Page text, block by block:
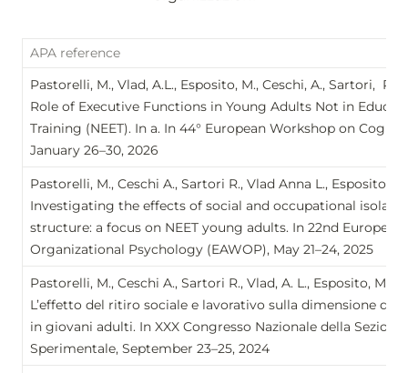
APA reference
Pastorelli, M., Vlad, A.L., Esposito, M., Ceschi, A., Sartori,  R.,
Role of Executive Functions in Young Adults Not in
Training (NEET). In a. In 44° European Workshop on
January 26–30, 2026
Pastorelli, M., Ceschi A., Sartori R., Vlad Anna L., Esposito
Investigating the effects of social and occupational
structure: a focus on NEET young adults. In 22nd
Organizational Psychology (EAWOP), May 21–24, 2025
Pastorelli, M., Ceschi A., Sartori R., Vlad, A. L., Esposito, M.,
L’effetto del ritiro sociale e lavorativo sulla dimensione
in giovani adulti. In XXX Congresso Nazionale della
Sperimentale, September 23–25, 2024